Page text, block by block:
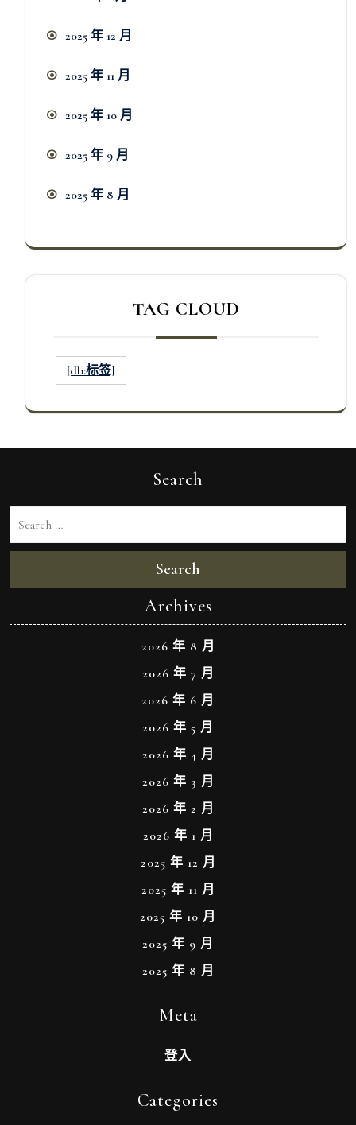
2025 年 12 月
2025 年 11 月
2025 年 10 月
2025 年 9 月
2025 年 8 月
TAG CLOUD
[db:标签]
Search
Search
Archives
2026 年 8 月
2026 年 7 月
2026 年 6 月
2026 年 5 月
2026 年 4 月
2026 年 3 月
2026 年 2 月
2026 年 1 月
2025 年 12 月
2025 年 11 月
2025 年 10 月
2025 年 9 月
2025 年 8 月
Meta
登入
Categories